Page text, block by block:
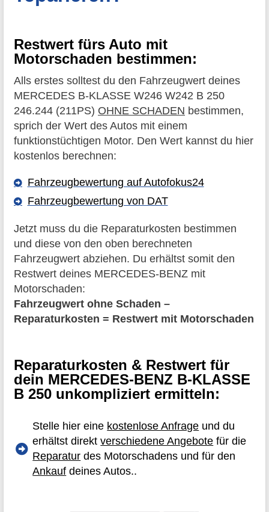
Restwert fürs Auto mit
Motorschaden bestimmen:
Alls erstes solltest du den Fahrzeugwert deines
MERCEDES B-KLASSE W246 W242 B 250
246.244 (211PS) OHNE SCHADEN bestimmen,
sprich der Wert des Autos mit einem
funktionstüchtigen Motor. Den Wert kannst du hier
kostenlos berechnen:
Fahrzeugbewertung auf Autofokus24
Fahrzeugbewertung von DAT
Jetzt muss du die Reparaturkosten bestimmen
und diese von den oben berechneten
Fahrzeugwert abziehen. Du erhältst somit den
Restwert deines MERCEDES-BENZ mit
Motorschaden:
Fahrzeugwert ohne Schaden –
Reparaturkosten = Restwert mit Motorschaden
Reparaturkosten & Restwert für
dein MERCEDES-BENZ B-KLASSE
B 250 unkompliziert ermitteln:
Stelle hier eine kostenlose Anfrage und du
erhältst direktverschiedene Angebote für die
Reparatur des Motorschadens und für den
Ankauf deines Autos..